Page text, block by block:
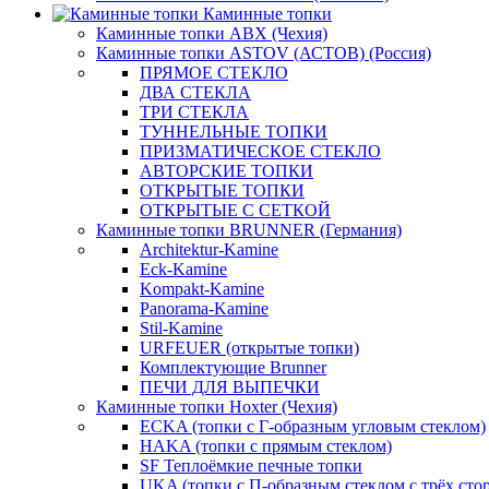
Каминные топки
Каминные топки ABX (Чехия)
Каминные топки ASTOV (АСТОВ) (Россия)
ПРЯМОЕ СТЕКЛО
ДВА СТЕКЛА
ТРИ СТЕКЛА
ТУННЕЛЬНЫЕ ТОПКИ
ПРИЗМАТИЧЕСКОЕ СТЕКЛО
АВТОРСКИЕ ТОПКИ
ОТКРЫТЫЕ ТОПКИ
ОТКРЫТЫЕ С СЕТКОЙ
Каминные топки BRUNNER (Германия)
Architektur-Kamine
Eck-Kamine
Kompakt-Kamine
Panorama-Kamine
Stil-Kamine
URFEUER (открытые топки)
Комплектующие Brunner
ПЕЧИ ДЛЯ ВЫПЕЧКИ
Каминные топки Hoxter (Чехия)
ECKA (топки с Г-образным угловым стеклом)
HAKA (топки с прямым стеклом)
SF Теплоёмкие печные топки
UKA (топки с П-образным стеклом с трёх